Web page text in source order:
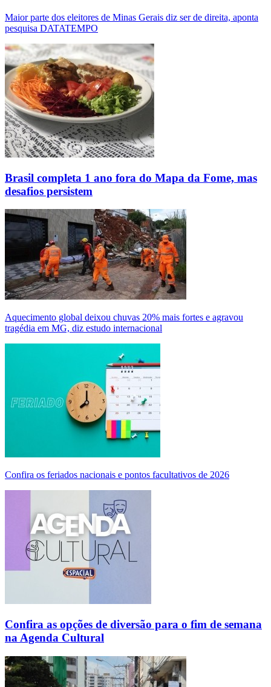
Maior parte dos eleitores de Minas Gerais diz ser de direita, aponta
pesquisa DATATEMPO
Brasil completa 1 ano fora do Mapa da Fome, mas
desafios persistem
Aquecimento global deixou chuvas 20% mais fortes e agravou
tragédia em MG, diz estudo internacional
Confira os feriados nacionais e pontos facultativos de 2026
Confira as opções de diversão para o fim de semana
na Agenda Cultural